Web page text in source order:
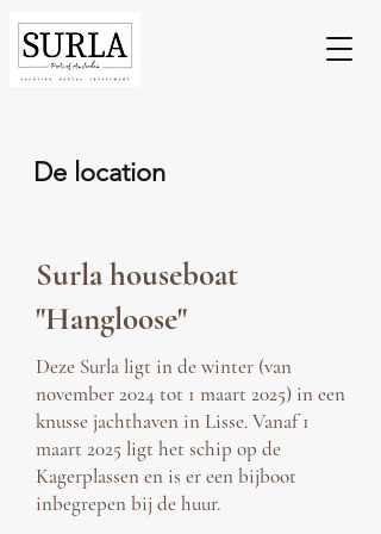
De location
Surla houseboat
"Hangloose"
Deze Surla ligt in de winter (van
november 2024 tot 1 maart 2025) in een
knusse jachthaven in Lisse. Vanaf 1
maart 2025 ligt het schip op de
Kagerplassen en is er een bijboot
inbegrepen bij de huur.